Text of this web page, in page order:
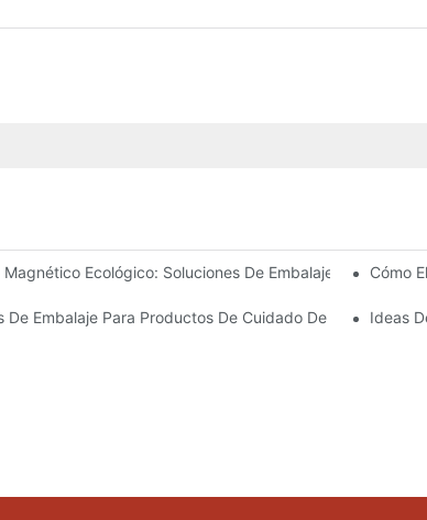
Magnético Ecológico: Soluciones De Embalaje Sostenibles
Cómo
De Embalaje Para Productos De Cuidado De La PielIdeas